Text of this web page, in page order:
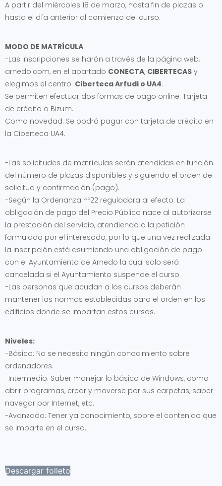
A partir del miércoles 18 de marzo, hasta fin de plazas o
hasta el día anterior al comienzo del curso.
MODO DE MATRÍCULA
-Las inscripciones se harán a través de la página web,
arnedo.com, en el apartado CONECTA, CIBERTECAS y
elegimos el centro: Ciberteca Arfudi o UA4.
Se permiten efectuar dos formas de pago online: Tarjeta
de crédito o Bizum.
Como novedad: Se podrá pagar con tarjeta de crédito en
la Ciberteca UA4.
-Las solicitudes de matrículas serán atendidas en función
del número de plazas disponibles y siguiendo el orden de
solicitud y confirmación (pago).
-Según la Ordenanza nº22 reguladora al efecto: La
obligación de pago del Precio Público nace al autorizarse
la prestación del servicio, atendiendo a la petición
formulada por el interesado, por lo que una vez realizada
la inscripción está asumiendo una obligación de pago
con el Ayuntamiento de Arnedo la cual solo será
cancelada si el Ayuntamiento suspende el curso.
-Las personas que acudan a los cursos deberán
mantener las normas establecidas para el orden en los
edificios donde se impartan estos cursos.
Niveles:
-Básico: No se necesita ningún conocimiento sobre
ordenadores.
-Intermedio: Saber manejar lo básico de Windows, como
abrir programas, crear y moverse por sus carpetas, saber
navegar por Internet, etc.
-Avanzado: Tener ya conocimiento, sobre el contenido que
se imparte en el curso.
Descargar folleto